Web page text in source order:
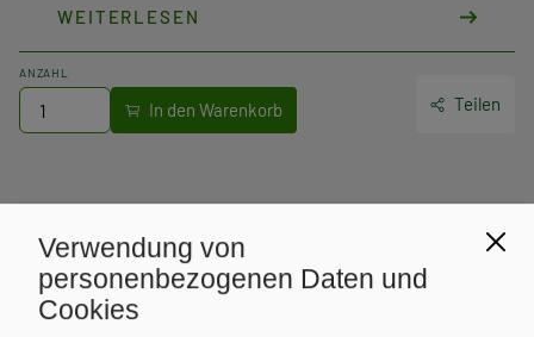
Basiswortschatzes. Ergänzend zu LanguageBoxes,
VocabBooster und Vokabelarbeit im Buch machen sie die
Lernenden fit für den aktiven Umgang mit dem englischen
Wortschatz.
WEITERLESEN
ANZAHL
Teilen
Weitere Bände dieser
Schulbuchreihe
Verwendung von
personenbezogenen Daten und
Cookies